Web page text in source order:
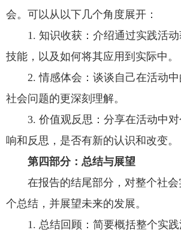
会。可以从以下几个角度展开：
1. 知识收获：介绍通过实践活
技能，以及如何将其应用到实际中。
2. 情感体会：谈谈自己在活动
社会问题的更深刻理解。
3. 价值观反思：分享在活动中
响和反思，是否有新的认识和改变。
第四部分：总结与展望
在报告的结尾部分，对整个社
个总结，并展望未来的发展。
1. 总结回顾：简要概括整个实